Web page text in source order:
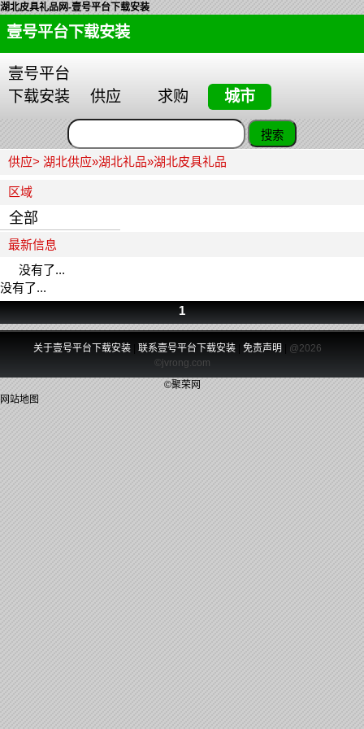
湖北皮具礼品网-壹号平台下载安装
壹号平台下载安装
壹号平台
下载安装
供应 求购 城市
供应> 湖北供应»湖北礼品»湖北皮具礼品
区域
全部
最新信息
没有了...
没有了...
1
关于壹号平台下载安装 联系壹号平台下载安装| 免责声明
@2026
©jvrong.com
©聚荣网
网站地图